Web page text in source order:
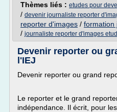
Thèmes liés : etudes pour
/ devenir journaliste reporter
reporter d'images / formation
/ journaliste reporter d'images
Devenir reporter ou
l'IEJ
Devenir reporter ou grand
Le reporter et le grand
indépendance. Il écrit, pour